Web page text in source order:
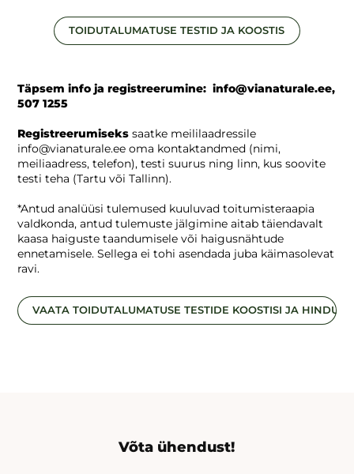
TOIDUTALUMATUSE TESTID JA KOOSTIS
Täpsem info ja registreerumine: info@vianaturale.ee,
507 1255
Registreerumisekssaatke meililaadressile
info@vianaturale.ee oma kontaktandmed (nimi,
meiliaadress, telefon), testi suurus ning linn, kus soovite
testi teha (Tartu või Tallinn).
*Antud analüüsi tulemused kuuluvad toitumisteraapia
valdkonda, antud tulemuste jälgimine aitab täiendavalt
kaasa haiguste taandumisele või haigusnähtude
ennetamisele. Sellega ei tohi asendada juba käimasolevat
ravi.
VAATA TOIDUTALUMATUSE TESTIDE KOOSTISI JA HINDU
Võta ühendust!